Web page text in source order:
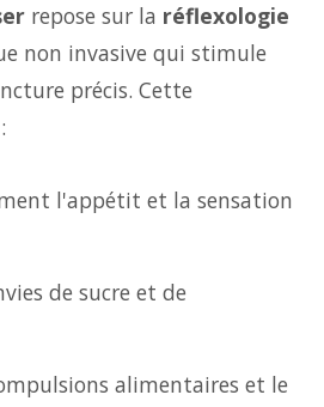
repose sur la réflexologie
non invasive qui stimule
précis. Cette
l'appétit et la sensation
de sucre et de
alimentaires et le